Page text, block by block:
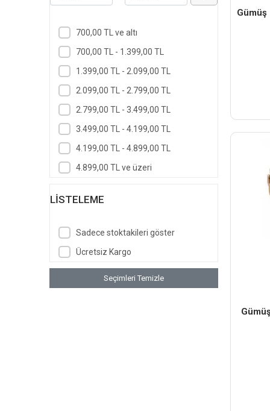
700,00 TL ve altı
700,00 TL - 1.399,00 TL
1.399,00 TL - 2.099,00 TL
2.099,00 TL - 2.799,00 TL
2.799,00 TL - 3.499,00 TL
3.499,00 TL - 4.199,00 TL
4.199,00 TL - 4.899,00 TL
4.899,00 TL ve üzeri
LISTELEME
Sadece stoktakileri göster
Ücretsiz Kargo
Seçimleri Temizle
Gümüş